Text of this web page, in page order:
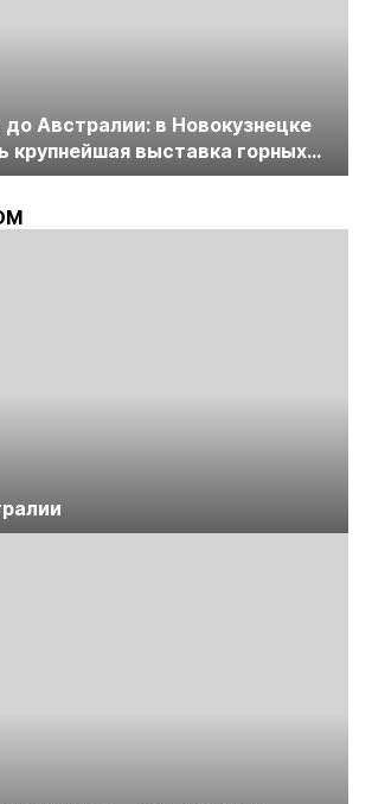
до Австралии: в Новокузнецке
крупнейшая выставка горных
России. Уголь России и